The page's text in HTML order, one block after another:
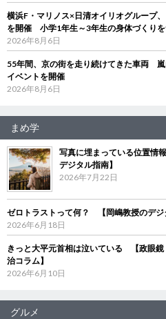
横浜F・マリノス×日清オイリオグループ
を開催 小学1年生～3年生の身体づくりを
2026年8月6日
55年間、京の街を走り続けてきた車両
イベントを開催
2026年8月6日
まめ学
写真に埋まっている位置情
デジタル指南】
2026年7月22日
ゼロトラストって何？ 【岡嶋教授のデジ
2026年6月18日
きっと大平元首相は泣いている 【政眼
治コラム】
2026年6月10日
グルメ